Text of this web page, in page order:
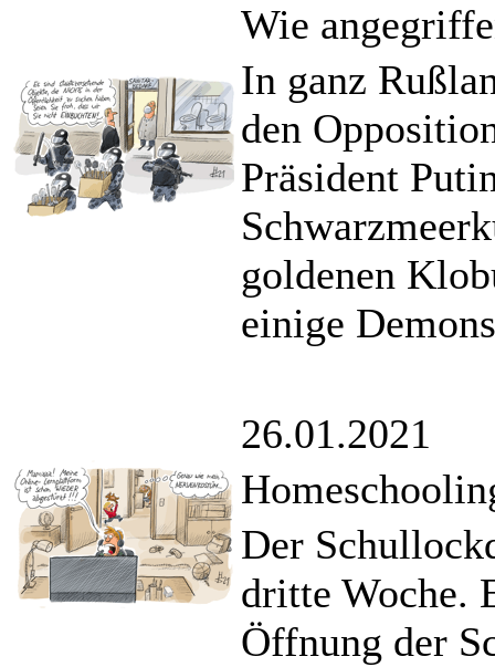
Wie
In ganz
den
Präsident
goldenen
einige
26.01.2021
Der
dritte Woche.
Öffnung der